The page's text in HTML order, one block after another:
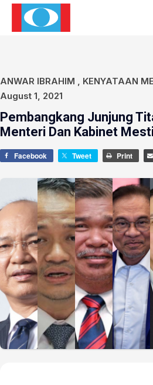
ANWAR IBRAHIM , KENYATAAN
August 1, 2021
Pembangkang Junjung
Menteri Dan Kabinet
Facebook Tweet Print